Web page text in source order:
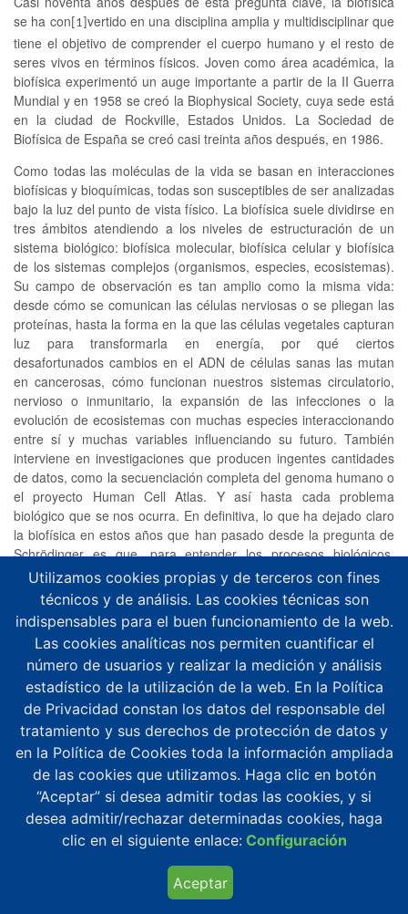
se ha con [1] vertido en una disciplina amplia y multidisciplinar que
tiene el objetivo de comprender el cuerpo humano y el resto de
seres vivos en términos físicos. Joven como área académica, la
biofísica experimentó un auge importante a partir de la II Guerra
Mundial y en 1958 se creó la Biophysical Society, cuya sede está
en la ciudad de Rockville, Estados Unidos. La Sociedad de
Biofísica de España se creó casi treinta años después, en 1986.
Como todas las moléculas de la vida se basan en interacciones
biofísicas y bioquímicas, todas son susceptibles de ser analizadas
bajo la luz del punto de vista físico. La biofísica suele dividirse en
tres ámbitos atendiendo a los niveles de estructuración de un
sistema biológico: biofísica molecular, biofísica celular y biofísica
de los sistemas complejos (organismos, especies, ecosistemas).
Su campo de observación es tan amplio como la misma vida:
desde cómo se comunican las células nerviosas o se pliegan las
proteínas, hasta la forma en la que las células vegetales capturan
luz para transformarla en energía, por qué ciertos
desafortunados cambios en el ADN de células sanas las mutan
en cancerosas, cómo funcionan nuestros sistemas circulatorio,
nervioso o inmunitario, la expansión de las infecciones o la
evolución de ecosistemas con muchas especies interaccionando
entre sí y muchas variables influenciando su futuro. También
interviene en investigaciones que producen ingentes cantidades
de datos, como la secuenciación completa del genoma humano o
el proyecto Human Cell Atlas. Y así hasta cada problema
biológico que se nos ocurra. En definitiva, lo que ha dejado claro
la biofísica en estos años que han pasado desde la pregunta de
Schrödinger es que, para entender los procesos biológicos,
también hay que saber de física.
El mundo bionano
María José Gálvez es catedrática de Física Aplicada en la
Universidad de Granada, donde puso en marcha las asignaturas
de biofísica y bionanotecnología. Lleva más de treinta años
haciendo física aplicada a sistemas biológicos. Su tesis doctoral
trató la formación de cálculos biliares y las interacciones entre los
diferentes componentes que intervienen, como colesterol y
ácidos biliares. En los últimos años, investiga la aplicación de
técnicas de nanotecnología al mundo biológico. En concreto
trabaja en el desarrollo de sistemas nanotransportadores,
vehículos de escala nanométrica -una millonésima de milímetro-
capaces de transportar fármacos a órganos específicos. “Empecé
con un fármaco antiobesidad y ahora ya llevamos casi ocho años
dedicados al transporte de fármacos anticancerígenos”, cuenta
Gálvez en conversación telefónica.
Utilizamos cookies propias y de terceros con fines
técnicos y de análisis. Las cookies técnicas son
indispensables para el buen funcionamiento de la web.
Las cookies analíticas nos permiten cuantificar el
número de usuarios y realizar la medición y análisis
estadístico de la utilización de la web. En la Política
de Privacidad constan los datos del responsable del
tratamiento y sus derechos de protección de datos y
en la Política de Cookies toda la información ampliada
de las cookies que utilizamos. Haga clic en botón
“Aceptar” si desea admitir todas las cookies, y si
desea admitir/rechazar determinadas cookies, haga
clic en el siguiente enlace:Configuración
Aceptar